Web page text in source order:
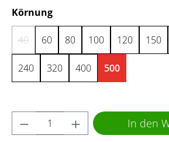
Körnungauswählen
40(Diese Option ist zurzeit nicht verfügbar.)
60 80 100 120 150
240 320 400 500
Produkt Anzahl: Gib den
In den